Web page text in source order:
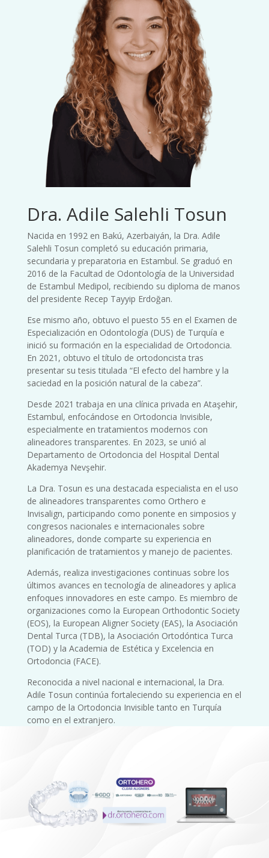
Dra. Adile Salehli Tosun
Nacida en 1992 en Bakú, Azerbaiyán, la Dra. Adile
Salehli Tosun completó su educación primaria,
secundaria y preparatoria en Estambul. Se graduó en
2016 de la Facultad de Odontología de la Universidad
de Estambul Medipol, recibiendo su diploma de manos
del presidente Recep Tayyip Erdoğan.
Ese mismo año, obtuvo el puesto 55 en el Examen de
Especialización en Odontología (DUS) de Turquía e
inició su formación en la especialidad de Ortodoncia.
En 2021, obtuvo el título de ortodoncista tras
presentar su tesis titulada “El efecto del hambre y la
saciedad en la posición natural de la cabeza”.
Desde 2021 trabaja en una clínica privada en Ataşehir,
Estambul, enfocándose en Ortodoncia Invisible,
especialmente en tratamientos modernos con
alineadores transparentes. En 2023, se unió al
Departamento de Ortodoncia del Hospital Dental
Akademya Nevşehir.
La Dra. Tosun es una destacada especialista en el uso
de alineadores transparentes como Orthero e
Invisalign, participando como ponente en simposios y
congresos nacionales e internacionales sobre
alineadores, donde comparte su experiencia en
planificación de tratamientos y manejo de pacientes.
Además, realiza investigaciones continuas sobre los
últimos avances en tecnología de alineadores y aplica
enfoques innovadores en este campo. Es miembro de
organizaciones como la European Orthodontic Society
(EOS), la European Aligner Society (EAS), la Asociación
Dental Turca (TDB), la Asociación Ortodóntica Turca
(TOD) y la Academia de Estética y Excelencia en
Ortodoncia (FACE).
Reconocida a nivel nacional e internacional, la Dra.
Adile Tosun continúa fortaleciendo su experiencia en el
campo de la Ortodoncia Invisible tanto en Turquía
como en el extranjero.